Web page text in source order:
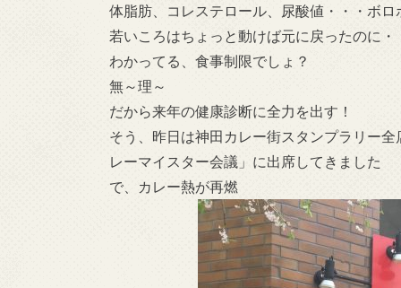
体脂肪、コレステロール、尿酸値・・・ボロ
若いころはちょっと動けば元に戻ったのに・
わかってる、食事制限でしょ？
無～理～
だから来年の健康診断に全力を出す！
そう、昨日は神田カレー街スタンプラリー
レーマイスター会議」に出席してきました
で、カレー熱が再燃